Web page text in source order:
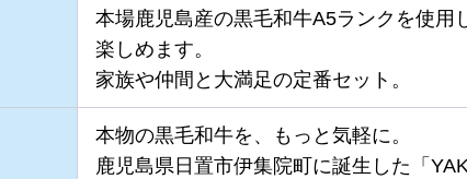
本場鹿児島産の黒毛和牛A5ランクを使用
楽しめます。
家族や仲間と大満足の定番セット。
本物の黒毛和牛を、もっと気軽に。
鹿児島県日置市伊集院町に誕生した「